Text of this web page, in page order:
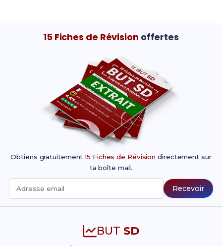
15 Fiches de Révision offertes
Obtiens gratuitement15 Fiches de Révision directement sur
ta boîte mail.
Adresse email Recevoir
BUT SD